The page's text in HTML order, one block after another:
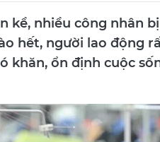
kề, nhiều công nhân
hết, người lao động
khăn, ổn định cuộc